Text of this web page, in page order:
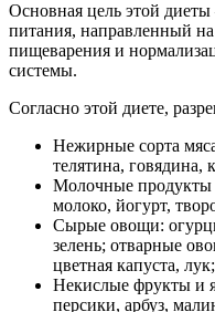
Основная цель этой
питания, направленный
пищеварения и
системы.
Согласно этой диете,
Нежирные сорта
телятина, говядина,
Молочные продукты
молоко, йогурт,
Сырые овощи:
зелень; отварные
цветная капуста, лук;
Некислые фрукты и
персики, арбуз,